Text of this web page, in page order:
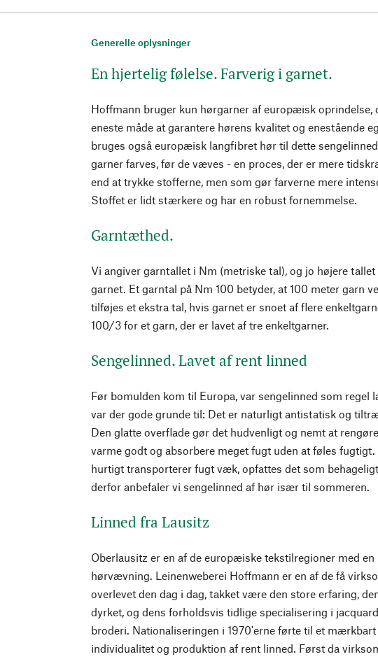
Generelle oplysninger
En hjertelig følelse. Farverig i garnet.
Hoffmann bruger kun hørgarner af europæisk oprindelse,
eneste måde at garantere hørens kvalitet og enestående
bruges også europæisk langfibret hør til dette
garner farves, før de væves - en proces, der er mere
end at trykke stofferne, men som gør farverne mere
Stoffet er lidt stærkere og har en robust fornemmelse.
Garntæthed.
Vi angiver garntallet i Nm (metriske tal), og jo højere tallet
garnet. Et garntal på Nm 100 betyder, at 100 meter garn
tilføjes et ekstra tal, hvis garnet er snoet af flere
100/3 for et garn, der er lavet af tre enkeltgarner.
Sengelinned. Lavet af rent linned
Før bomulden kom til Europa, var sengelinned som regel
var der gode grunde til: Det er naturligt antistatisk og
Den glatte overflade gør det hudvenligt og nemt at
varme godt og absorbere meget fugt uden at føles fugtigt.
hurtigt transporterer fugt væk, opfattes det som
derfor anbefaler vi sengelinned af hør især til sommeren.
Linned fra Lausitz
Oberlausitz er en af de europæiske tekstilregioner med
hørvævning. Leinenweberei Hoffmann er en af de få
overlevet den dag i dag, takket være den store erfaring,
dyrket, og dens forholdsvis tidlige specialisering i
broderi. Nationaliseringen i 1970'erne førte til et mærkbart
individualitet og produktion af rent linned. Først da